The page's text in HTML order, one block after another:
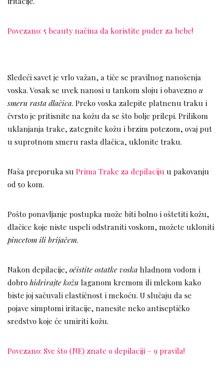
Povezano: 5 beauty načina da koristite puder za bebe!
Sledeći savet je vrlo važan, a tiče se pravilnog nanošenja
voska. Vosak se uvek nanosi u tankom sloju i obaveznou
smeru rasta dlačica. Preko voska zalepite platnenu traku i
čvrsto je pritisnite na kožu da se što bolje prilepi. Prilikom
uklanjanja trake, zategnite kožu i brzim potezom, ovaj put
u suprotnom smeru rasta dlačica, uklonite traku.
Naša preporuka su Prima Trake za depilaciju u pakovanju
od 50 kom.
Pošto ponavljanje postupka može biti bolno i oštetiti kožu,
dlačice koje niste uspeli odstraniti voskom, možete ukloniti
pincetom ili brijačem.
Nakon depilacije, očistite ostatke voskahladnom vodom i
dobrohidrirajte kožu laganom kremom ili mlekom kako
biste joj sačuvali elastičnost i mekoću. U slučaju da se
pojave simptomi iritacije, nanesite neko antiseptičko
sredstvo koje će umiriti kožu.
Povezano: Sve što (NE) znate o depilaciji – 9 pravila!